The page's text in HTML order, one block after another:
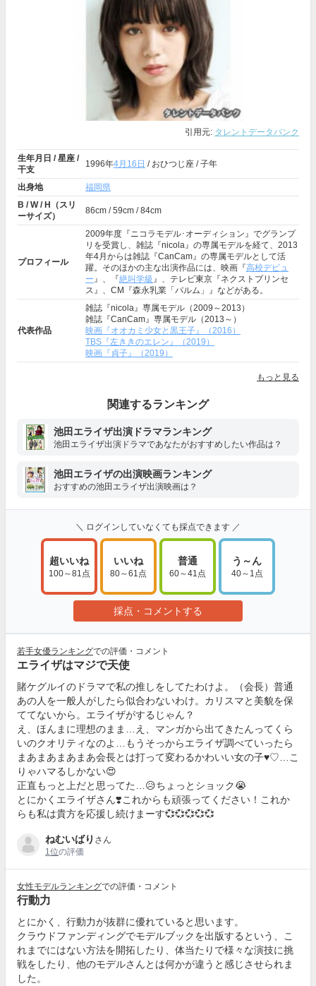
引用元: タレントデータバンク
生年月日 / 星座 /
干支
1996年4月16日 / おひつじ座 / 子年
出身地
福岡県
B / W / H（スリ
ーサイズ）
86cm / 59cm / 84cm
プロフィール
2009年度『ニコラモデル･オーディション』でグランプ
リを受賞し、雑誌『nicola』の専属モデルを経て、2013
年4月からは雑誌『CanCam』の専属モデルとして活
躍。そのほかの主な出演作品には、映画『高校デビュ
ー』、『絶叫学級 』、テレビ東京『ネクストプリンセ
ス』、CM『森永乳業「パルム」』などがある。
代表作品
雑誌『nicola』専属モデル（2009～2013）
雑誌『CanCam』専属モデル（2013～）
映画『オオカミ少女と黒王子』（2016）
TBS『左ききのエレン』（2019）
映画『貞子』（2019）
もっと見る
関連するランキング
池田エライザ出演ドラマランキング
池田エライザ出演ドラマであなたがおすすめしたい作品は？
池田エライザの出演映画ランキング
おすすめの池田エライザ出演映画は？
＼ ログインしていなくても採点できます ／
超いいね
100～81点
いいね
80～61点
普通
60～41点
う～ん
40～1点
採点・コメントする
若手女優ランキングでの評価・コメント
エライザはマジで天使
賭ケグルイのドラマで私の推しをしてたわけよ。（会長）普通
あの人を一般人がしたら似合わないわけ。カリスマと美貌を保
ててないから。エライザがするじゃん？
え、ほんまに理想のまま…え、マンガから出てきたんってくら
いのクオリティなのよ…もうそっからエライザ調べていったら
まあまあまあまあ会長とは打って変わるかわいい女の子♥♡…こ
りゃハマるしかない😍
正直もっと上だと思ってた…😥ちょっとショック😭
とにかくエライザさん❣️これからも頑張ってください！これか
らも私は貴方を応援し続けまーす💞💞💞💞💞
ねむいばり さん
1位の評価
女性モデルランキングでの評価・コメント
行動力
とにかく、行動力が抜群に優れていると思います。
クラウドファンディングでモデルブックを出版するという、こ
れまでにはない方法を開拓したり、体当たりで様々な演技に挑
戦をしたり、他のモデルさんとは何かが違うと感じさせられま
した。